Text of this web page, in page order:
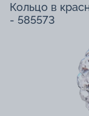
Кольцо в
- 585573